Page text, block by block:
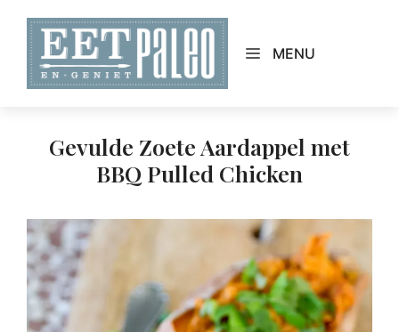
content
MENU
Gevulde Zoete Aardappel met
BBQ Pulled Chicken